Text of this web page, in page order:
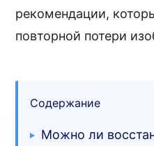
рекомендации,
повторной потери
Содержание
Можно ли